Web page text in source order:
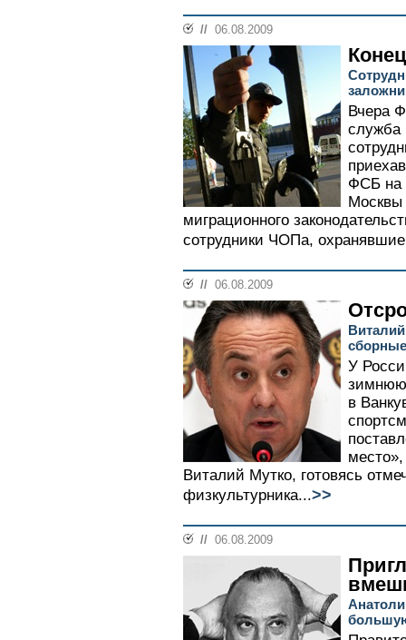
// 06.08.2009
Вчера
служба
ФСБ на
Москвы
миграционного
сотрудники ЧОПа,
// 06.08.2009
У
зимнюю
в
Виталий Мутко, готовясь
физкультурника...>>
// 06.08.2009